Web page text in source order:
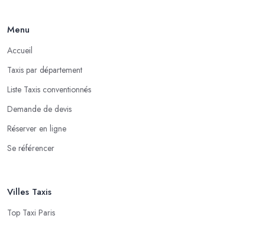
Menu
Accueil
Taxis par département
Liste Taxis conventionnés
Demande de devis
Réserver en ligne
Se référencer
Villes Taxis
Top Taxi Paris